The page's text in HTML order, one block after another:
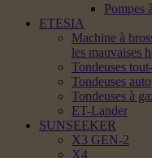
Pompes
ETESIA
Machine à
les mauvaises
Tondeuses
Tondeuses
Tondeuses à
ET-Lander
SUNSEEKER
X3 GEN-2
X4